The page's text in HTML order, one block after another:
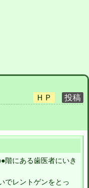
階にある歯医者にいき
でレントゲンをとっ